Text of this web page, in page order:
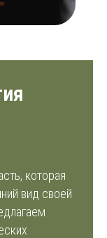
которая
вид своей